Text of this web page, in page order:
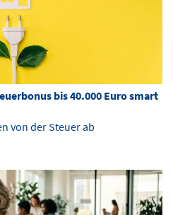
bis 40.000 Euro smart
von der Steuer ab